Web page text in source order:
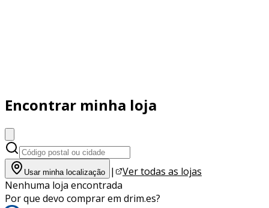
Encontrar minha loja
Usar minha localização |
Ver todas as lojas
Nenhuma loja encontrada
Por que devo comprar em drim.es?